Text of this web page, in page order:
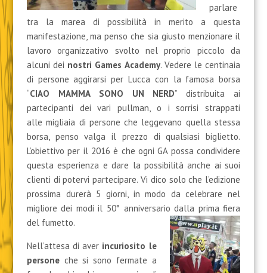
parlare
tra la marea di possibilità in merito a questa
manifestazione, ma penso che sia giusto menzionare il
lavoro organizzativo svolto nel proprio piccolo da
alcuni dei nostri Games Academy. Vedere le centinaia
di persone aggirarsi per Lucca con la famosa borsa
“CIAO MAMMA SONO UN NERD” distribuita ai
partecipanti dei vari pullman, o i sorrisi strappati
alle migliaia di persone che leggevano quella stessa
borsa, penso valga il prezzo di qualsiasi biglietto.
L’obiettivo per il 2016 è che ogni GA possa condividere
questa esperienza e dare la possibilità anche ai suoi
clienti di potervi partecipare. Vi dico solo che l’edizione
prossima durerà 5 giorni, in modo da celebrare nel
migliore dei modi il 50° anniversario dalla prima fiera
del fumetto.
Nell’attesa di aver incuriosito le
personeche si sono fermate a